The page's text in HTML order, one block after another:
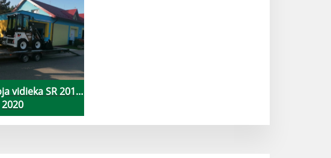
vidieka SR 2014-
2020